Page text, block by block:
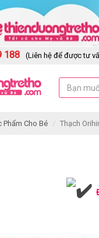
188 (Liên hệ để được tư
Phẩm Cho Bé Thạch